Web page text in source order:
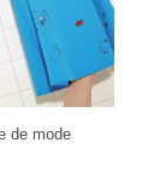
de mode